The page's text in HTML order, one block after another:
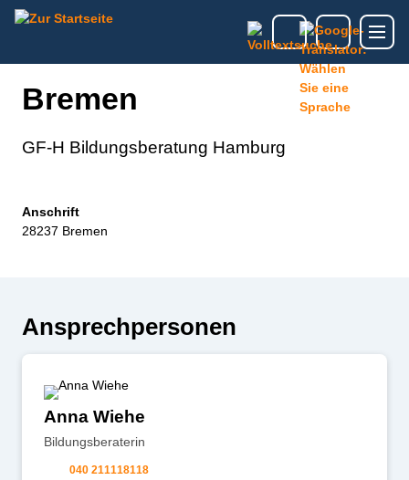
Bremen
GF-H Bildungsberatung Hamburg
Anschrift
28237 Bremen
Ansprechpersonen
Anna Wiehe
Bildungsberaterin
040 211118118